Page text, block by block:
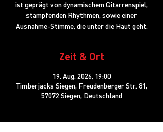
ist geprägt von dynamischem Gitarrenspiel,
stampfenden Rhythmen, sowie einer
Ausnahme-Stimme, die unter die Haut geht.
Zeit & Ort
19. Aug. 2026, 19:00
Timberjacks Siegen, Freudenberger Str. 81,
57072 Siegen, Deutschland